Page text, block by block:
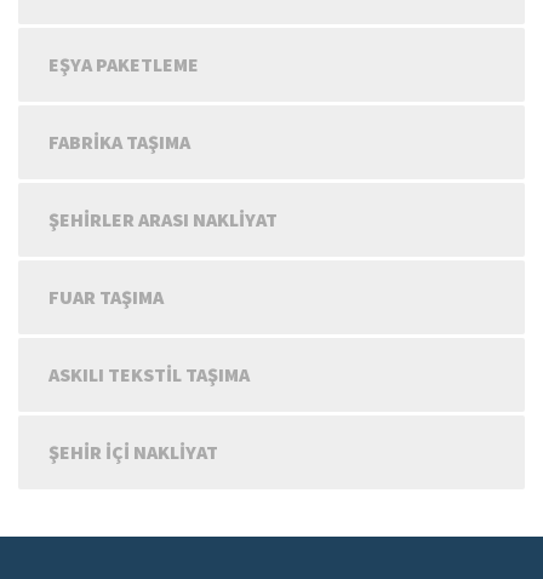
EŞYA PAKETLEME
FABRIKA TAŞIMA
ŞEHIRLER ARASI NAKLIYAT
FUAR TAŞIMA
ASKILI TEKSTIL TAŞIMA
ŞEHIR IÇI NAKLIYAT